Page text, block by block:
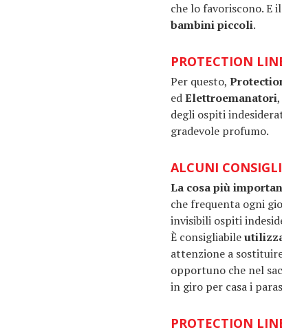
che lo favoriscono. E
bambini piccoli.
PROTECTION
Per questo,
edElettroemanatori
degli ospiti
gradevole profumo.
ALCUNI
La cosa più
che frequenta ogni
invisibili ospiti
È consigliabile
attenzione a
opportuno che nel
in giro per casa i
PROTECTION